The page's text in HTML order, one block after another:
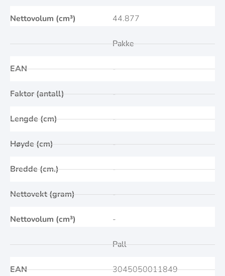
Nettovolum (cm³) 44.877
EAN
Faktor (antall)
Lengde (cm)
Høyde (cm)
Bredde (cm.)
Nettovekt (gram)
Nettovolum (cm³)
Pakke
-
-
-
-
-
-
-
EAN
Pall
3045050011849